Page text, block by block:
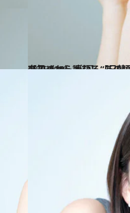
2025.9.16
【初めから読む】【日韓オーディション番組経験者】元IZ*ONEの矢
カルチャー